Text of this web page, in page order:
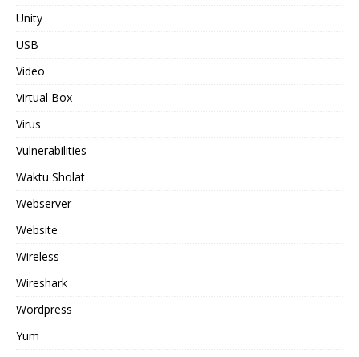
Unity
USB
Video
Virtual Box
Virus
Vulnerabilities
Waktu Sholat
Webserver
Website
Wireless
Wireshark
Wordpress
Yum